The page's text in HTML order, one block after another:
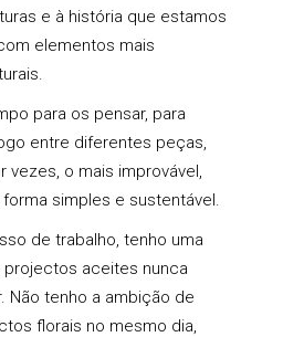
e à história que estamos
elementos mais
para os pensar, para
entre diferentes peças,
vezes, o mais improvável,
simples e sustentável.
de trabalho, tenho uma
projectos aceites nunca
Não tenho a ambição de
florais no mesmo dia,